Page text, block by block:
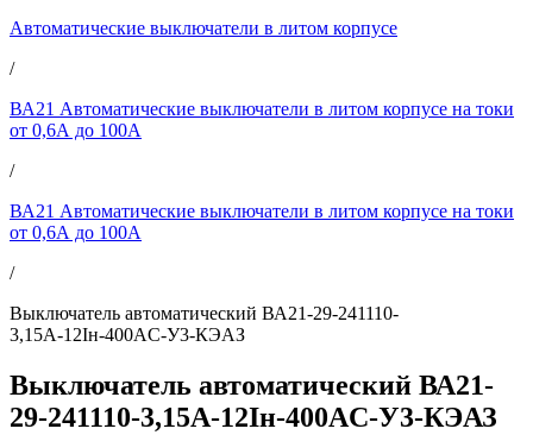
Автоматические выключатели в литом корпусе
/
ВА21 Автоматические выключатели в литом корпусе на токи
от 0,6А до 100А
/
ВА21 Автоматические выключатели в литом корпусе на токи
от 0,6А до 100А
/
Выключатель автоматический ВА21-29-241110-
3,15А-12Iн-400AC-У3-КЭАЗ
Выключатель автоматический ВА21-
29-241110-3,15А-12Iн-400AC-У3-КЭАЗ